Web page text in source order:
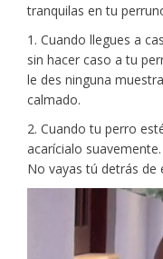
tranquilas en tu
1. Cuando llegues a
sin hacer caso a tu
le des ninguna
calmado.
2. Cuando tu perro
acarícialo
No vayas tú detrás de